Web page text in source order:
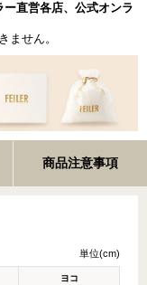
直営各店、公式オンラ
ません。
商品注意事項
単位(cm)
ヨコ